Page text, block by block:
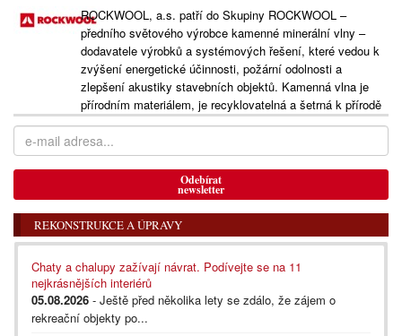
ROCKWOOL, a.s. patří do Skupiny ROCKWOOL –
předního světového výrobce kamenné minerální vlny –
dodavatele výrobků a systémových řešení, které vedou k
zvýšení energetické účinnosti, požární odolnosti a
zlepšení akustiky stavebních objektů. Kamenná vlna je
přírodním materiálem, je recyklovatelná a šetrná k přírodě
Odebírat
newsletter
REKONSTRUKCE A ÚPRAVY
Chaty a chalupy zažívají návrat. Podívejte se na 11
nejkrásnějších interiérů
05.08.2026 - Ještě před několika lety se zdálo, že zájem o
rekreační objekty po...